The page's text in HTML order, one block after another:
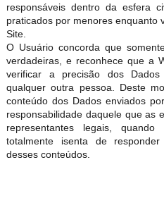
responsáveis dentro da esfera
praticados por menores enquanto
Site.
O Usuário concorda que
verdadeiras, e reconhece que a
verificar a precisão dos
qualquer outra pessoa. Deste
conteúdo dos Dados enviados
responsabilidade daquele que as
representantes legais,
totalmente isenta de
desses conteúdos.